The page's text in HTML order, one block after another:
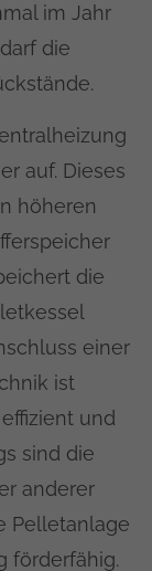
Aenean
et
im Jahr
die
auf. Dieses
höheren
die
einer
ist
und
sind die
anderer
Pelletanlage
förderfähig.